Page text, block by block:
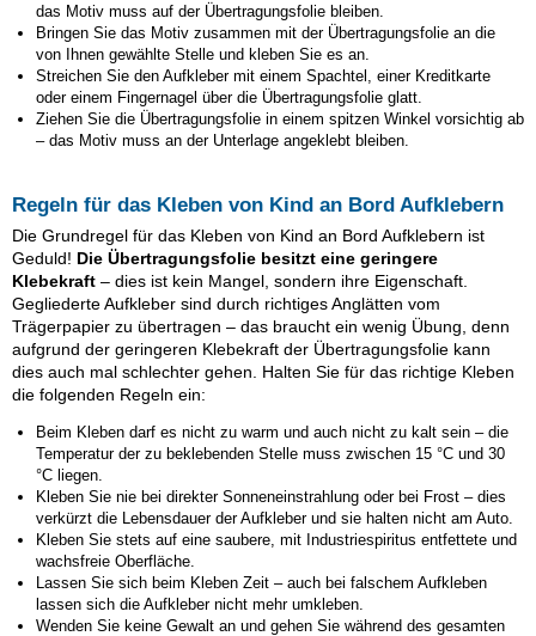
das Motiv muss auf der Übertragungsfolie bleiben.
Bringen Sie das Motiv zusammen mit der Übertragungsfolie an die
von Ihnen gewählte Stelle und kleben Sie es an.
Streichen Sie den Aufkleber mit einem Spachtel, einer Kreditkarte
oder einem Fingernagel über die Übertragungsfolie glatt.
Ziehen Sie die Übertragungsfolie in einem spitzen Winkel vorsichtig ab
– das Motiv muss an der Unterlage angeklebt bleiben.
Regeln für das Kleben von Kind an Bord Aufklebern
Die Grundregel für das Kleben von Kind an Bord Aufklebern ist
Geduld! Die Übertragungsfolie besitzt eine geringere
Klebekraft – dies ist kein Mangel, sondern ihre Eigenschaft.
Gegliederte Aufkleber sind durch richtiges Anglätten vom
Trägerpapier zu übertragen – das braucht ein wenig Übung, denn
aufgrund der geringeren Klebekraft der Übertragungsfolie kann
dies auch mal schlechter gehen. Halten Sie für das richtige Kleben
die folgenden Regeln ein:
Beim Kleben darf es nicht zu warm und auch nicht zu kalt sein – die
Temperatur der zu beklebenden Stelle muss zwischen 15 °C und 30
°C liegen.
Kleben Sie nie bei direkter Sonneneinstrahlung oder bei Frost – dies
verkürzt die Lebensdauer der Aufkleber und sie halten nicht am Auto.
Kleben Sie stets auf eine saubere, mit Industriespiritus entfettete und
wachsfreie Oberfläche.
Lassen Sie sich beim Kleben Zeit – auch bei falschem Aufkleben
lassen sich die Aufkleber nicht mehr umkleben.
Wenden Sie keine Gewalt an und gehen Sie während des gesamten